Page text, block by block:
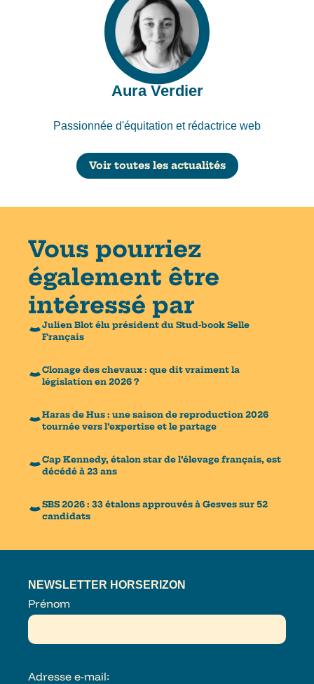
Aura Verdier
Passionnée d'équitation et rédactrice web
Voir toutes les actualités
Vous pourriez
également être
intéressé par
Julien Blot élu président du Stud-book Selle
Français
Clonage des chevaux : que dit vraiment la
législation en 2026 ?
Haras de Hus : une saison de reproduction 2026
tournée vers l’expertise et le partage
Cap Kennedy, étalon star de l’élevage français, est
décédé à 23 ans
SBS 2026 : 33 étalons approuvés à Gesves sur 52
candidats
NEWSLETTER HORSERIZON
Prénom
Adresse e-mail: